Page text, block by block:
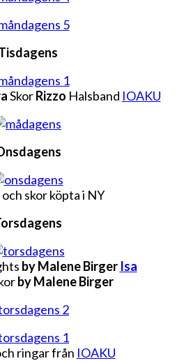
SkorRizzo Halsband IOAKU
skor köpta i NY
by Malene Birger Isa
by Malene Birger
ringar från IOAKU